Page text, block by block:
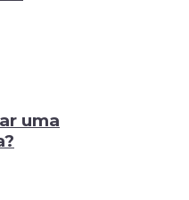
uma